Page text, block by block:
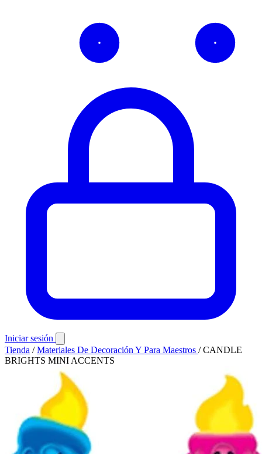
Iniciar sesión
Tienda / Materiales De Decoración Y Para Maestros / CANDLE
BRIGHTS MINI ACCENTS